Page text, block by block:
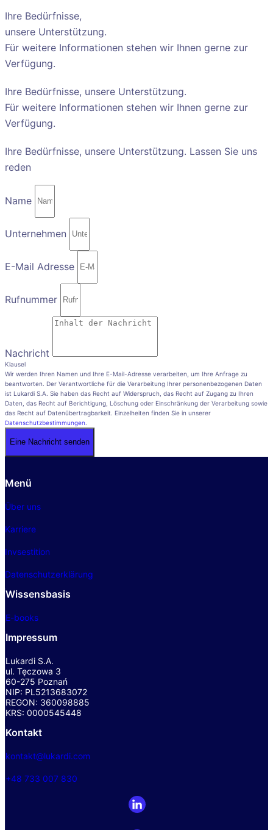
Ihre Bedürfnisse,
unsere Unterstützung.
Für weitere Informationen stehen wir Ihnen gerne zur
Verfügung.
Ihre Bedürfnisse, unsere Unterstützung.
Für weitere Informationen stehen wir Ihnen gerne zur
Verfügung.
Ihre Bedürfnisse, unsere Unterstützung. Lassen Sie uns
reden
Name
Unternehmen
E-Mail Adresse
Rufnummer
Nachricht
Klausel
Wir werden Ihren Namen und Ihre E-Mail-Adresse verarbeiten, um Ihre Anfrage zu
beantworten. Der Verantwortliche für die Verarbeitung Ihrer personenbezogenen Daten
ist Lukardi S.A. Sie haben das Recht auf Widerspruch, das Recht auf Zugang zu Ihren
Daten, das Recht auf Berichtigung, Löschung oder Einschränkung der Verarbeitung sowie
das Recht auf Datenübertragbarkeit. Einzelheiten finden Sie in unserer
Datenschutzbestimmungen
Eine Nachricht senden
Menü
Über uns
Karriere
Invsestition
Datenschutzerklärung
Wissensbasis
E-books
Impressum
Lukardi S.A.
ul. Tęczowa 3
60-275 Poznań
NIP: PL5213683072
REGON: 360098885
KRS: 0000545448
Kontakt
kontakt@lukardi.com
+48 733 007 830